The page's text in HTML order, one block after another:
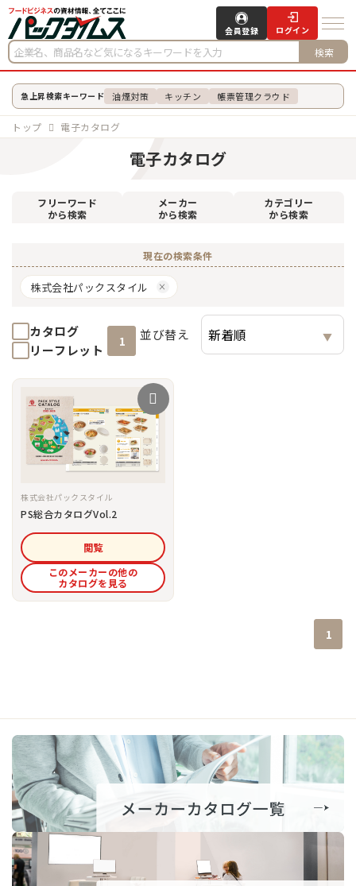
検索
会員登録 ログイン
急上昇検索キーワード 油煙対策 キッチン 帳票管理クラウド
トップ 電子カタログ
電子カタログ
フリーワード
から検索
メーカー
から検索
カテゴリー
から検索
現在の検索条件
株式会社パックスタイル
カタログ
リーフレット
1 並び替え
株式会社パックスタイル
PS総合カタログVol.2
閲覧
このメーカーの他の
カタログを見る
1